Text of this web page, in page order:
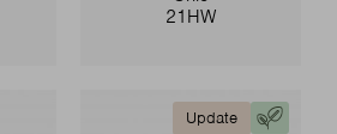
21HW
Update